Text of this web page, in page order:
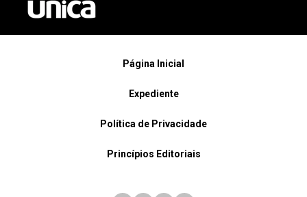
Página Inicial
Expediente
Política de Privacidade
Princípios Editoriais